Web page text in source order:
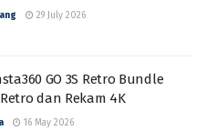
29 July 2026
GO 3S Retro Bundle
dan Rekam 4K
16 May 2026